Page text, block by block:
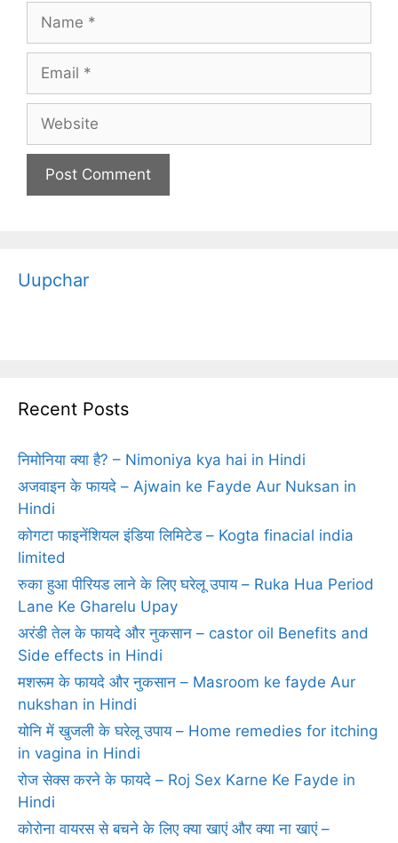
Uupchar
Recent Posts
निमोनिया क्‍या है? – Nimoniya kya hai in Hindi
अजवाइन के फायदे – Ajwain ke Fayde Aur Nuksan in
Hindi
कोगटा फाइनेंशियल इंडिया लिमिटेड – Kogta finacial india
limited
रुका हुआ पीरियड लाने के लिए घरेलू उपाय – Ruka Hua Period
Lane Ke Gharelu Upay
अरंडी तेल के फायदे और नुकसान – castor oil Benefits and
Side effects in Hindi
मशरूम के फायदे और नुकसान – Masroom ke fayde Aur
nukshan in Hindi
योनि में खुजली के घरेलू उपाय – Home remedies for itching
in vagina in Hindi
रोज सेक्‍स करने के फायदे – Roj Sex Karne Ke Fayde in
Hindi
कोरोना वायरस से बचने के लिए क्या खाएं और क्या ना खाएं –